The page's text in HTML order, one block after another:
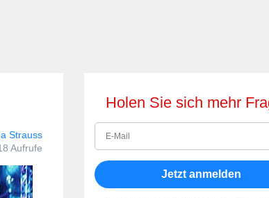
Strauss
Aufrufe
Holen Sie sich mehr
Jetzt anmelden